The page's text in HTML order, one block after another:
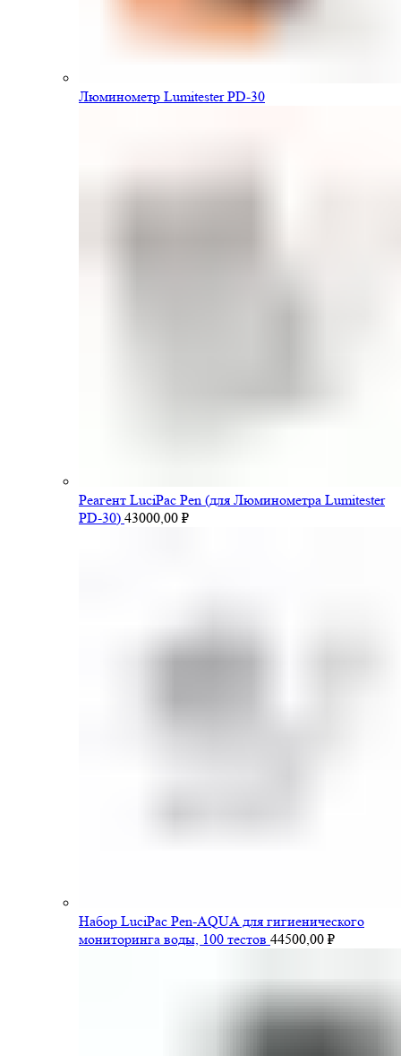
Люминометр Lumitester PD-30
Pеагент LuciPac Pen (для Люминометра Lumitester
PD-30) 43000,00 ₽
Набор LuciPac Pen-AQUA для гигиенического
мониторинга воды, 100 тестов 44500,00 ₽